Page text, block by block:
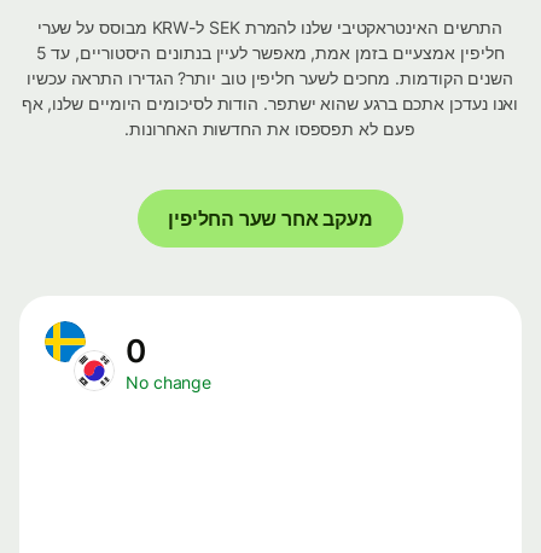
התרשים האינטראקטיבי שלנו להמרת SEK ל-KRW מבוסס על שערי
חליפין אמצעיים בזמן אמת, מאפשר לעיין בנתונים היסטוריים, עד 5
השנים הקודמות. מחכים לשער חליפין טוב יותר? הגדירו התראה עכשיו
ואנו נעדכן אתכם ברגע שהוא ישתפר. הודות לסיכומים היומיים שלנו, אף
פעם לא תפספסו את החדשות האחרונות.
מעקב אחר שער החליפין
No change